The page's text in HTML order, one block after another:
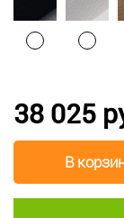
38 025
В